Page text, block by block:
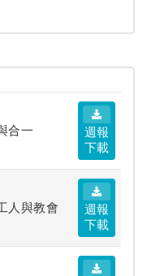
合一
週報
下載
人與教會
週報
下載